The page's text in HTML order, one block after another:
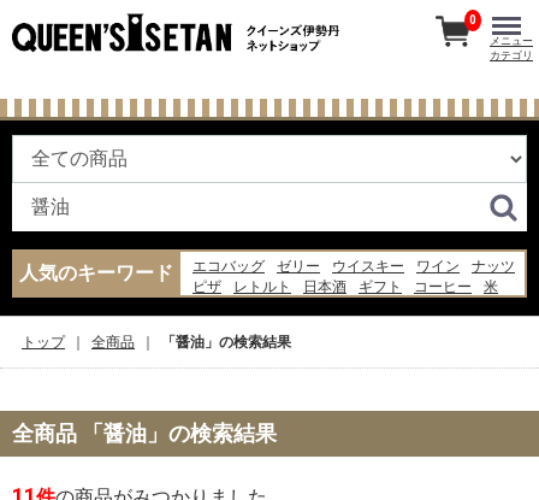
人気のキーワード エコバッグ ゼリー ウイスキー ワイン
ナッツ
ピザ
レトルト 日本酒 ギフト コーヒー
米
0
メニュー
カテゴリ
トップ 全商品 「醤油」の検索結果
全商品 「醤油」の検索結果